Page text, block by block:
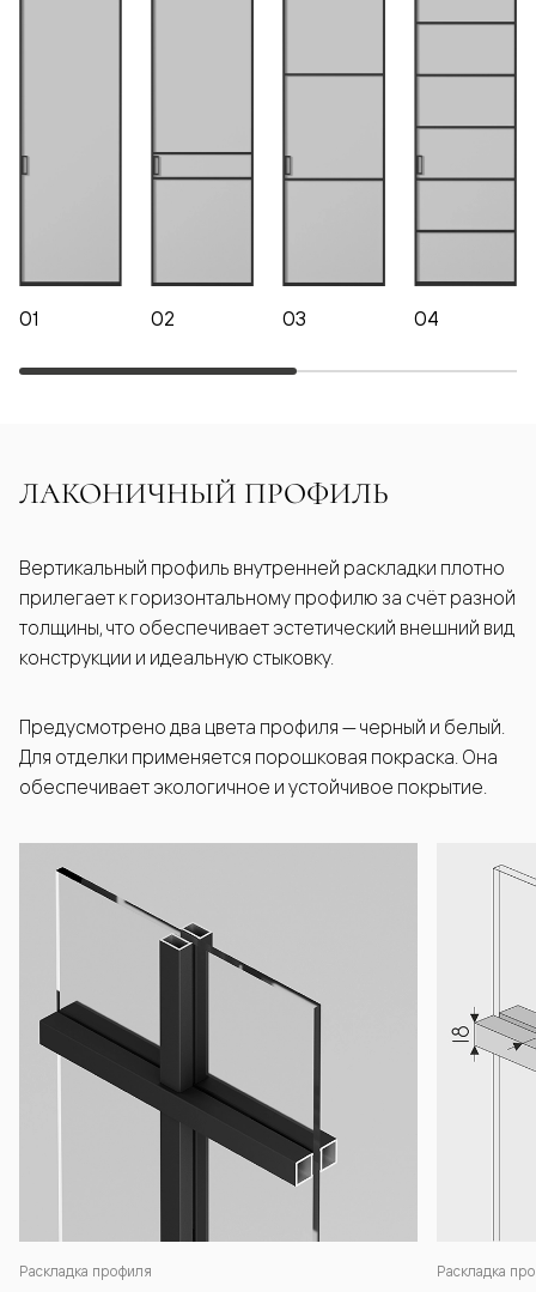
01 02 03 04
ЛАКОНИЧНЫЙ ПРОФИЛЬ
Раскладка профиля Раскладка
Вертикальный профиль внутренней раскладки плотно
прилегает к горизонтальному профилю за счёт разной
толщины, что обеспечивает эстетический внешний вид
конструкции и идеальную стыковку.
Предусмотрено два цвета профиля — черный и белый.
Для отделки применяется порошковая покраска. Она
обеспечивает экологичное и устойчивое покрытие.